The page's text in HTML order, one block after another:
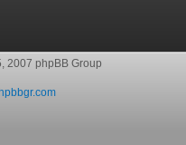
2007 phpBB Group